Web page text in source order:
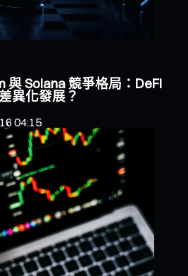
與 Solana 競爭格局：DeFi
異化發展？
04:15